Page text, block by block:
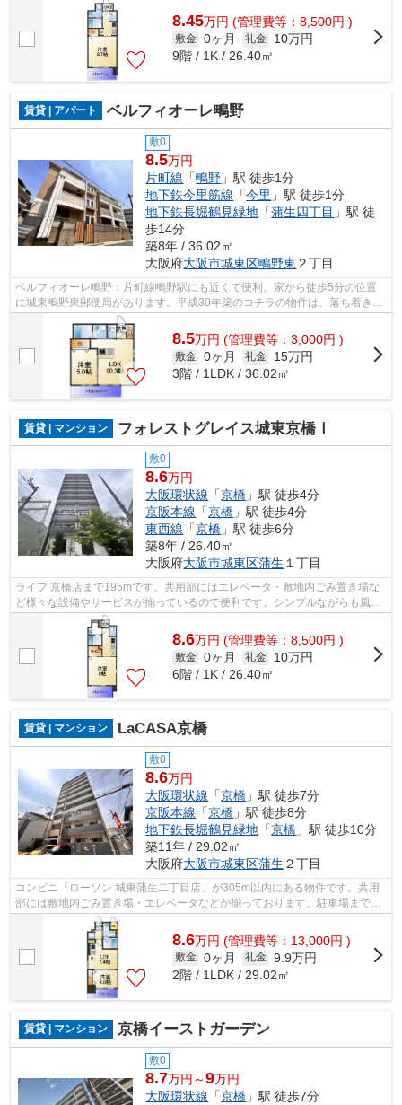
8.45万円 (管理費等：8,500円 )
敷金 0ヶ月 礼金
10万円
9階 / 1K / 26.40㎡
賃貸 | アパート ベルフィオーレ鴫野
敷0
8.5万円
片町線 「鴫野 」駅 徒歩1分
地下鉄今里筋線 「今里 」駅 徒歩1分
地下鉄長堀鶴見緑地 「蒲生四丁目 」駅 徒
歩14分
築8年 / 36.02㎡
大阪府大阪市城東区鴫野東 ２丁目
ベルフィオーレ鴫野：片町線鴫野駅にも近くて便利。家から徒歩5分の位置
に城東鴫野東郵便局があります。平成30年築のコチラの物件は、落ち着きの
ある室内が魅力的です。こちらの物件は...
8.5万円 (管理費等：3,000円 )
敷金 0ヶ月 礼金
15万円
3階 / 1LDK / 36.02㎡
賃貸 | マンション フォレストグレイス城東京橋Ⅰ
敷0
8.6万円
大阪環状線 「京橋 」駅 徒歩4分
京阪本線 「京橋 」駅 徒歩4分
東西線 「京橋 」駅 徒歩6分
築8年 / 26.40㎡
大阪府大阪市城東区蒲生 １丁目
ライフ 京橋店まで195mです。共用部にはエレベータ・敷地内ごみ置き場な
ど様々な設備やサービスが揃っているので便利です。シンプルながらも風の
通り道がしっかり造られている物件です...
8.6万円 (管理費等：8,500円 )
敷金 0ヶ月 礼金
10万円
6階 / 1K / 26.40㎡
賃貸 | マンション LaCASA京橋
敷0
8.6万円
大阪環状線 「京橋 」駅 徒歩7分
京阪本線 「京橋 」駅 徒歩8分
地下鉄長堀鶴見緑地 「京橋 」駅 徒歩10分
築11年 / 29.02㎡
大阪府大阪市城東区蒲生 ２丁目
コンビニ「ローソン 城東蒲生二丁目店」が305m以内にある物件です。共用
部には敷地内ごみ置き場・エレベータなどが揃っております。駐車場まで
400mのマンションです。地上10階建ての物...
8.6万円 (管理費等：13,000円 )
敷金 0ヶ月 礼金 9.9万円
2階 / 1LDK / 29.02㎡
賃貸 | マンション 京橋イーストガーデン
敷0
8.7万円～9万円
大阪環状線 「京橋 」駅 徒歩7分